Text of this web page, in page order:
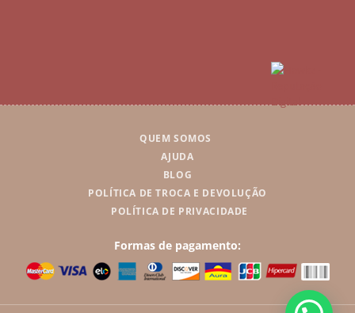
Formas de pagamento:
QUEM SOMOS
AJUDA
BLOG
POLÍTICA DE TROCA E DEVOLUÇÃO
POLÍTICA DE PRIVACIDADE